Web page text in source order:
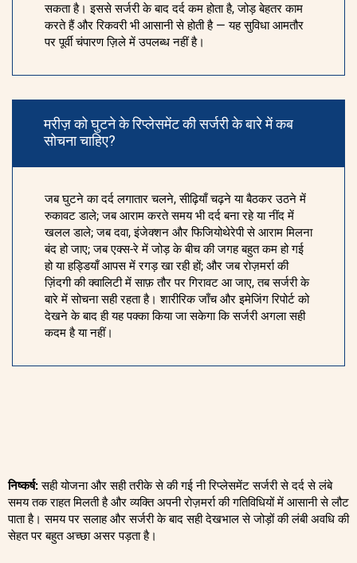
सकता है। इससे सर्जरी के बाद दर्द कम होता है, जोड़ बेहतर काम
करते हैं और रिकवरी भी आसानी से होती है — यह सुविधा आमतौर
पर पूर्वी चंपारण ज़िले में उपलब्ध नहीं है।
मरीज़ को घुटने के रिप्लेसमेंट की सर्जरी के बारे में कब
सोचना चाहिए?
जब घुटने का दर्द लगातार चलने, सीढ़ियाँ चढ़ने या बैठकर उठने में
रुकावट डाले; जब आराम करते समय भी दर्द बना रहे या नींद में
खलल डाले; जब दवा, इंजेक्शन और फिजियोथेरेपी से आराम मिलना
बंद हो जाए; जब एक्स-रे में जोड़ के बीच की जगह बहुत कम हो गई
हो या हड्डियाँ आपस में रगड़ खा रही हों; और जब रोज़मर्रा की
ज़िंदगी की क्वालिटी में साफ़ तौर पर गिरावट आ जाए, तब सर्जरी के
बारे में सोचना सही रहता है। शारीरिक जाँच और इमेजिंग रिपोर्ट को
देखने के बाद ही यह पक्का किया जा सकेगा कि सर्जरी अगला सही
कदम है या नहीं।
निष्कर्ष:सही योजना और सही तरीके से की गई नी रिप्लेसमेंट सर्जरी से दर्द से लंबे
समय तक राहत मिलती है और व्यक्ति अपनी रोज़मर्रा की गतिविधियों में आसानी से लौट
पाता है। समय पर सलाह और सर्जरी के बाद सही देखभाल से जोड़ों की लंबी अवधि की
सेहत पर बहुत अच्छा असर पड़ता है।